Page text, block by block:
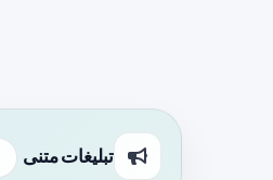
تبلیغات متنی